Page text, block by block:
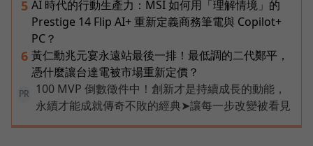
5 AI 時代的行動生產力：MSI 如何用「理解情境」的
Prestige 14 Flip AI+ 重新定義商務筆電與 Copilot+
PC？
6 黃仁勳兆元宴永遠站最後一排！最低調的二代鄭平，
憑什麼讓台達電被市場重新定價？
PR
100 MVP 倒數徵件中！創新才是持續成長的動能，
永續才能成就傳奇不敗的經典➤讓每一步改變被看見